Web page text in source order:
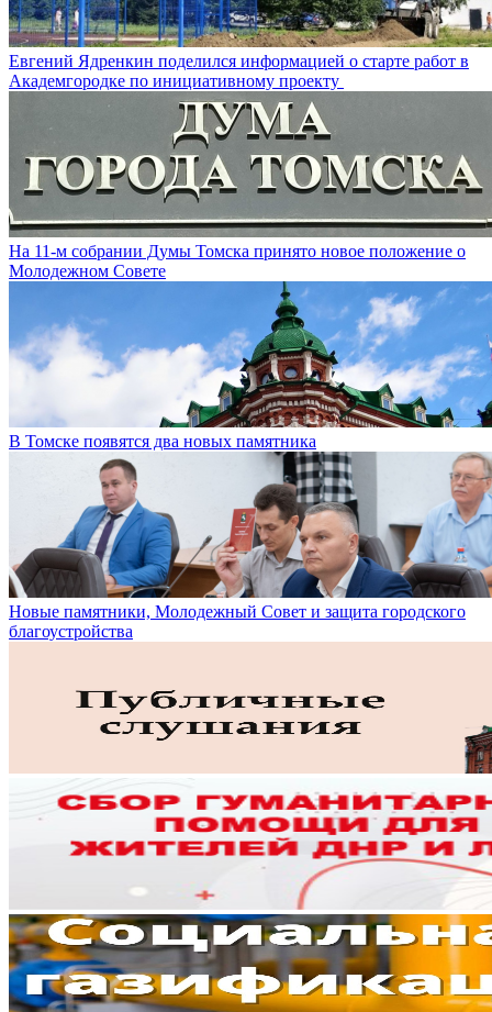
Евгений Ядренкин поделился информацией о старте работ в
Академгородке по инициативному проекту
На 11-м собрании Думы Томска принято новое положение о
Молодежном Совете
В Томске появятся два новых памятника
Новые памятники, Молодежный Совет и защита городского
благоустройства